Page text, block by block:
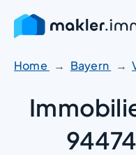
Zum
Inhalt
springen
Home Bayern